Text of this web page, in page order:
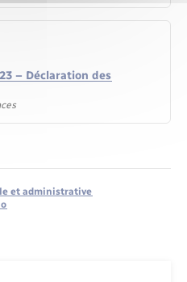
– Déclaration des
et administrative